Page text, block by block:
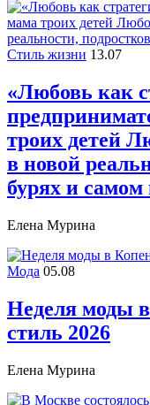
Стиль жизни 13.07
«Любовь как
троих детей
в новой
бурях и самом
Елена Мурина
Мода 05.08
Неделя моды
стиль 2026
Елена Мурина